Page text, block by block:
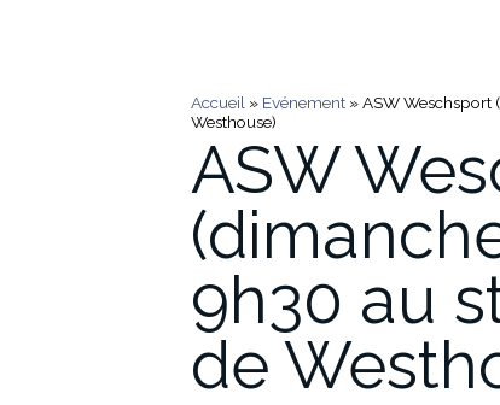
Accueil » Evénement »ASW Weschsport
Westhouse)
ASW
9h30 au
de